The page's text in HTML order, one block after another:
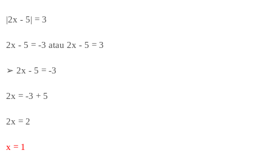
|2x - 5| = 3
2x - 5 = -3 atau 2x - 5 = 3
➢ 2x - 5 = -3
2x = -3 + 5
2x = 2
x = 1